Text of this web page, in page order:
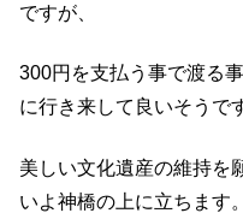
ですが、
300円を支払う事で渡る
に行き来して良いそうで
美しい文化遺産の維持を
いよ神橋の上に立ちます。